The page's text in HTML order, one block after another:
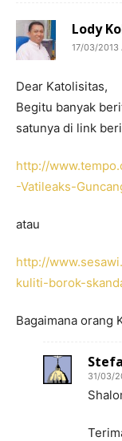
Lody
17/03/2013
Dear Katolisitas,
Begitu banyak
satunya di link
http://
-Vatileaks-
atau
http://
kuliti-borok-
Bagaimana orang
31/03/